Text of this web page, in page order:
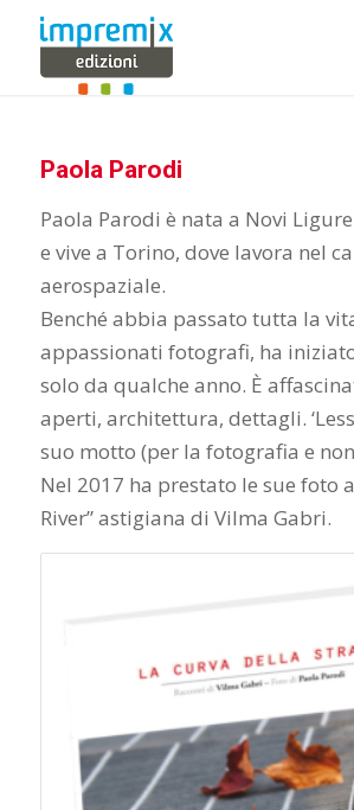
Paola Parodi
Paola Parodi è nata a Novi
e vive a Torino, dove lavora nel
aerospaziale.
Benché abbia passato tutta la
appassionati fotografi, ha
solo da qualche anno. È
aperti, architettura, dettagli.
suo motto (per la fotografia e
Nel 2017 ha prestato le sue foto
River” astigiana di Vilma Gabri.